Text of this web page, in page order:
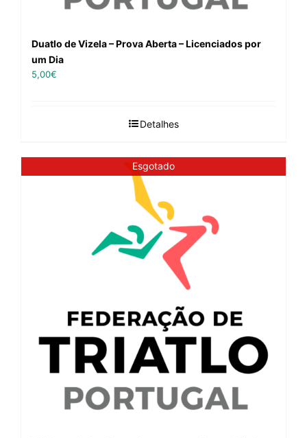
Duatlo de Vizela – Prova Aberta – Licenciados por
um Dia
5,00€
Detalhes
Esgotado